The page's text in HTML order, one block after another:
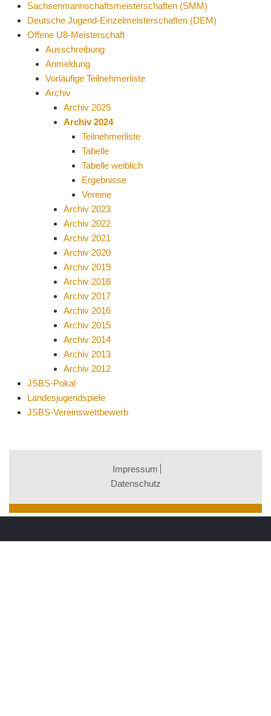
Sachsenmannschaftsmeisterschaften (SMM)
Deutsche Jugend-Einzelmeisterschaften (DEM)
Offene U8-Meisterschaft
Ausschreibung
Anmeldung
Vorläufige Teilnehmerliste
Archiv
Archiv 2025
Archiv 2024
Teilnehmerliste
Tabelle
Tabelle weiblich
Ergebnisse
Vereine
Archiv 2023
Archiv 2022
Archiv 2021
Archiv 2020
Archiv 2019
Archiv 2018
Archiv 2017
Archiv 2016
Archiv 2015
Archiv 2014
Archiv 2013
Archiv 2012
JSBS-Pokal
Landesjugendspiele
JSBS-Vereinswettbewerb
Impressum
Datenschutz